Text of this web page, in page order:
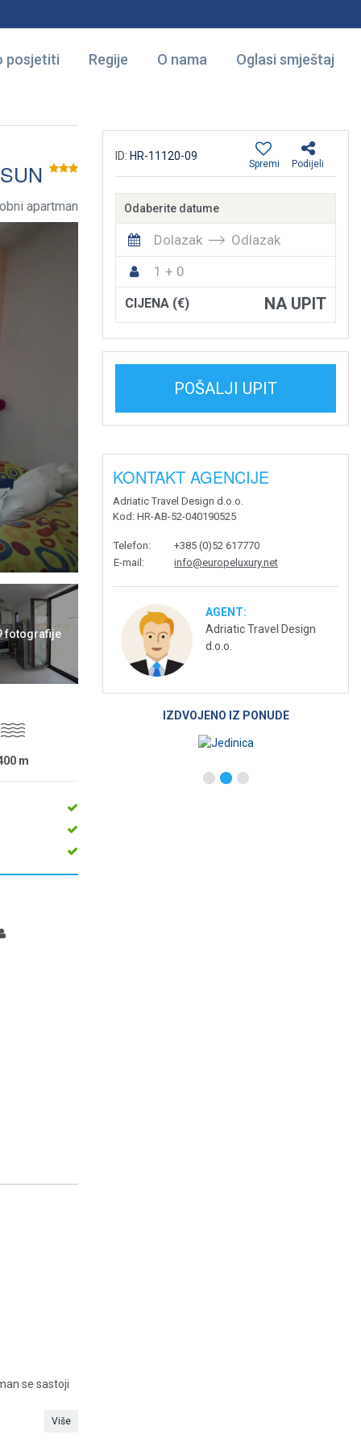
posjetiti Regije O nama Oglasi smještaj
apartman
fotografije
m
se sastoji
Više
ID: HR-11120-09
Podijeli
Spremi
Odaberite datume
Dolazak
Odlazak
1 + 0
CIJENA (€) NA UPIT
POŠALJI UPIT
KONTAKT AGENCIJE
Adriatic Travel Design d.o.o.
Kod : HR-AB-52-040190525
Telefon:
+385 (0)52 617770
E-mail : info@europeluxury.net
AGENT:
Adriatic Travel Design
d.o.o.
IZDVOJENO IZ PONUDE